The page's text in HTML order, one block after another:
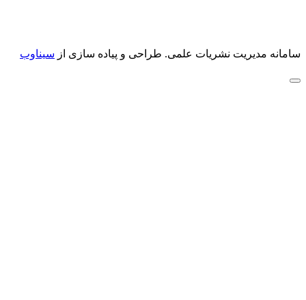
سامانه مدیریت نشریات علمی. طراحی و پیاده سازی از سیناوب